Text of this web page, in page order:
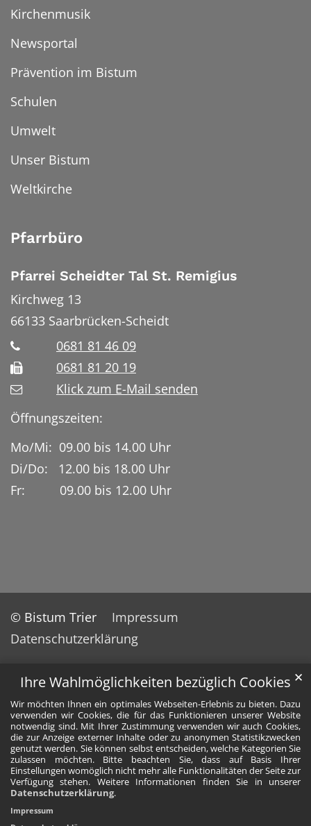
Ihre Wahlmöglichkeiten bezüglich Cookies
Wir möchten Ihnen ein optimales Webseiten-Erlebnis zu bieten. Dazu
verwenden wir Cookies, die für das Funktionieren unserer Website
notwendig sind. Mit Ihrer Zustimmung verwenden wir auch Cookies,
die zur Anzeige externer Inhalte oder zu anonymen Statistikzwecken
genutzt werden. Sie können selbst entscheiden, welche Kategorien Sie
zulassen möchten. Bitte beachten Sie, dass auf Basis Ihrer
Einstellungen womöglich nicht mehr alle Funktionalitäten der Seite zur
Verfügung stehen. Weitere Informationen finden Sie in unserer
Datenschutzerklärung.
✕
Impressum
Kirchenmusik
Newsportal
Prävention im Bistum
Schulen
Umwelt
Unser Bistum
Weltkirche
Pfarrbüro
Pfarrei Scheidter Tal St. Remigius
Kirchweg 13
66133 Saarbrücken-Scheidt
0681 81 46 09
0681 81 20 19
Klick zum E-Mail senden
Öffnungszeiten:
Mo/Mi: 09.00 bis 14.00 Uhr
Di/Do: 12.00 bis 18.00 Uhr
Fr: 09.00 bis 12.00 Uhr
© Bistum Trier
Impressum
Datenschutzerklärung